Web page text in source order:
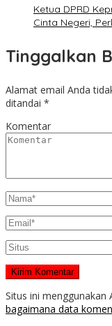
Ketua DPRD
Cinta Negeri,
Tinggalkan
Alamat email Anda
ditandai *
Komentar
Situs ini menggunakan
bagaimana data